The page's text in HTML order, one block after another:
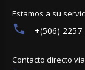
Estamos a su
+(506)
Contacto directo